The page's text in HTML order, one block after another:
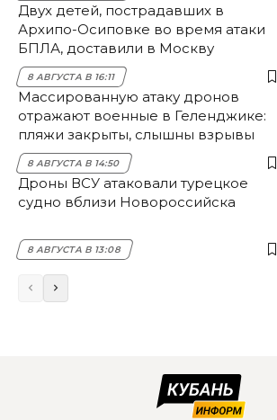
Двух детей, пострадавших в
Архипо-Осиповке во время атаки
БПЛА, доставили в Москву
8 АВГУСТА В 16:11
Массированную атаку дронов
отражают военные в Геленджике:
пляжи закрыты, слышны взрывы
8 АВГУСТА В 14:50
Дроны ВСУ атаковали турецкое
судно вблизи Новороссийска
8 АВГУСТА В 13:08